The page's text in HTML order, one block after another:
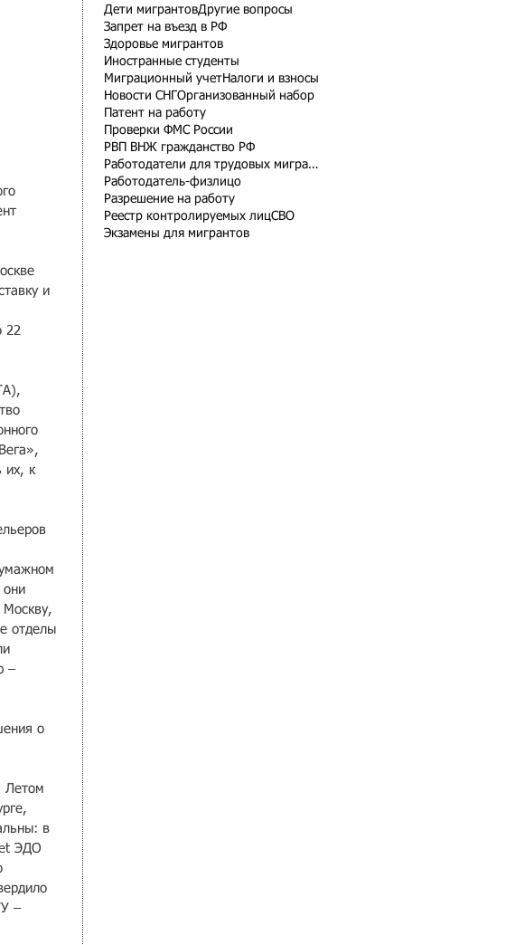
и
22
их, к
они
Москву,
отделы
–
о
Летом
в
ЭДО
–
Дети мигрантовДругие вопросы
Запрет на въезд в РФ
Здоровье мигрантов
Иностранные студенты
Миграционный учетНалоги и взносы
Новости СНГ Организованный набор
Патент на работу
Проверки ФМС России
РВП ВНЖ гражданство РФ
Работодатели для трудовых мигрантов
Работодатель-физлицо
Разрешение на работу
Реестр контролируемых лицСВО
Экзамены для мигрантов